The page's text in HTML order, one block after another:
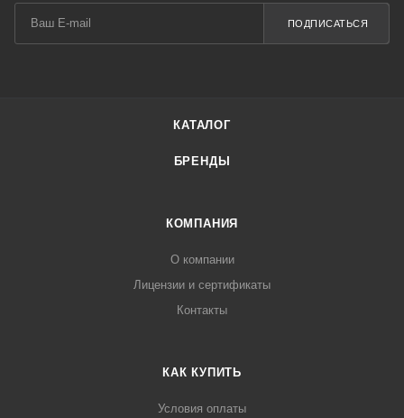
ПОДПИСАТЬСЯ
КАТАЛОГ
БРЕНДЫ
КОМПАНИЯ
О компании
Лицензии и сертификаты
Контакты
КАК КУПИТЬ
Условия оплаты